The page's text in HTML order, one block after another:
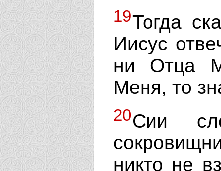
19Тогда
Иисус
ни Отца
Меня, то
20Сии
никто не